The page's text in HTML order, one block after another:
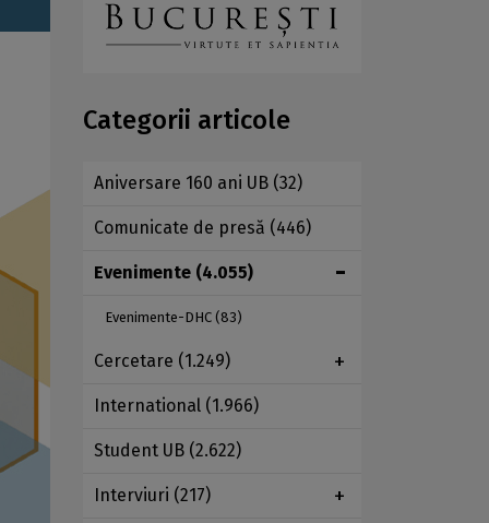
Categorii articole
Aniversare 160 ani UB (32)
Comunicate de presă (446)
Evenimente (4.055)
Evenimente-DHC (83)
Cercetare (1.249)
International (1.966)
Student UB (2.622)
Interviuri (217)